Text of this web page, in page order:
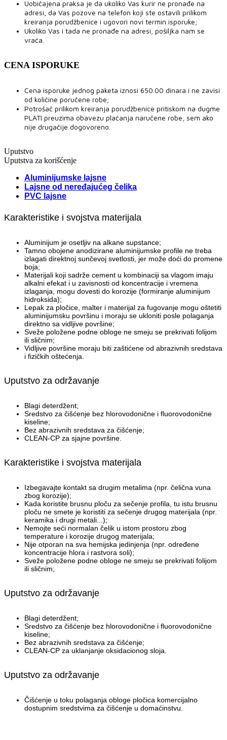
Uobičajena praksa je da ukoliko Vas kurir ne pronađe na
adresi, da Vas pozove na telefon koji ste ostavili prilikom
kreiranja porudžbenice i ugovori novi termin isporuke;
Ukoliko Vas i tada ne pronađe na adresi, pošiljka nam se
vraća.
CENA ISPORUKE
Cena isporuke jednog paketa iznosi 650.00 dinara i ne zavisi
od količine poručene robe;
Potrošač prilikom kreiranja porudžbenice pritiskom na dugme
PLATI preuzima obavezu plaćanja naručene robe, sem ako
nije drugačije dogovoreno.
Uputstvo
Uputstva za korišćenje
Aluminijumske lajsne
Lajsne od neređajućeg čelika
PVC lajsne
Karakteristike i svojstva materijala
Aluminijum je osetljiv na alkane supstance;
Tamno obojene anodizirane aluminijumske profile ne treba
izlagati direktnoj sunčevoj svetlosti, jer može doći do promene
boja;
Materijali koji sadrže cement u kombinaciji sa vlagom imaju
alkalni efekat i u zavisnosti od koncentracije i vremena
izlaganja, mogu dovesti do korozije (formiranje aluminijum
hidroksida);
Lepak za pločice, malter i materijal za fugovanje mogu oštetiti
aluminijumsku površinu i moraju se ukloniti posle polaganja
direktno sa vidljive površine;
Sveže položene podne obloge ne smeju se prekrivati folijom
ili sličnim;
Vidljive površine moraju biti zaštićene od abrazivnih sredstava
i fizičkih oštećenja.
Uputstvo za održavanje
Blagi deterdžent;
Sredstvo za čišćenje bez hlorovodonične i fluorovodonične
kiseline;
Bez abrazivnih sredstava za čišćenje;
CLEAN-CP za sjajne površine.
Karakteristike i svojstva materijala
Izbegavajte kontakt sa drugim metalima (npr. čelična vuna
zbog korozije);
Kada koristite brusnu ploču za sečenje profila, tu istu brusnu
ploču ne smete je koristiti za sečenje drugog materijala (npr.
keramika i drugi metali...);
Nemojte seći normalan čelik u istom prostoru zbog
temperature i korozije drugog materijala;
Nije otporan na sva hemijska jedinjenja (npr. određene
koncentracije hlora i rastvora soli);
Sveže položene podne obloge ne smeju se prekrivati folijom
ili sličnim;
Uputstvo za održavanje
Blagi deterdžent;
Sredstvo za čišćenje bez hlorovodonične i fluorovodonične
kiseline;
Bez abrazivnih sredstava za čišćenje;
CLEAN-CP za uklanjanje oksidacionog sloja.
Uputstvo za održavanje
Čišćenje u toku polaganja obloge pločica komercijalno
dostupnim sredstvima za čišćenje u domaćinstvu.